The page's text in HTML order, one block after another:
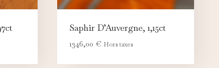
Saphir D’Auvergne, 1,15ct
1346,00 € Hors taxes